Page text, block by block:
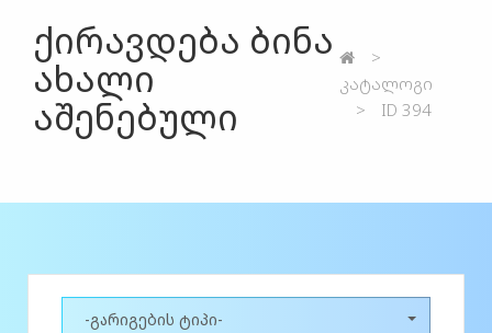
ქირავდება ბინა
ახალი
აშენებული
კატალოგი
ID 394
-გარიგების ტიპი-